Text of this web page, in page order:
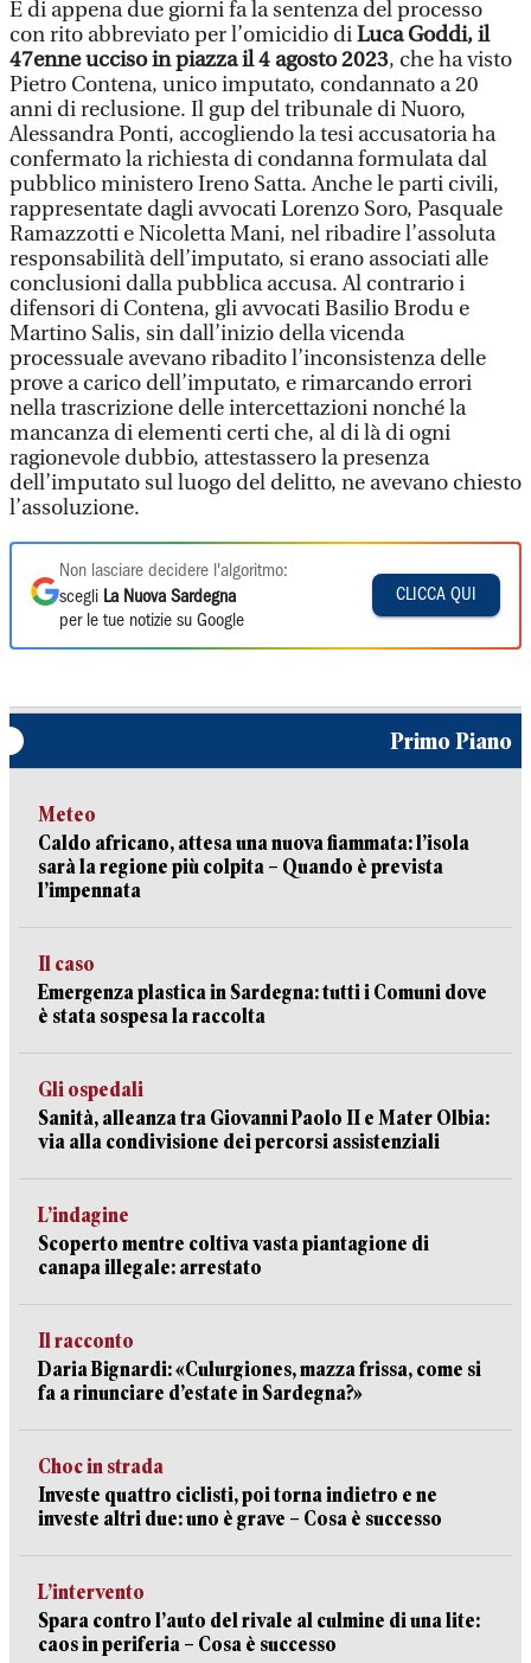
È di appena due giorni fa la sentenza del processo
con rito abbreviato per l’omicidio diLuca Goddi, il
47enne ucciso in piazza il 4 agosto 2023, che ha visto
Pietro Contena, unico imputato, condannato a 20
anni di reclusione. Il gup del tribunale di Nuoro,
Alessandra Ponti, accogliendo la tesi accusatoria ha
confermato la richiesta di condanna formulata dal
pubblico ministero Ireno Satta. Anche le parti civili,
rappresentate dagli avvocati Lorenzo Soro, Pasquale
Ramazzotti e Nicoletta Mani, nel ribadire l’assoluta
responsabilità dell’imputato, si erano associati alle
conclusioni dalla pubblica accusa. Al contrario i
difensori di Contena, gli avvocati Basilio Brodu e
Martino Salis, sin dall’inizio della vicenda
processuale avevano ribadito l’inconsistenza delle
prove a carico dell’imputato, e rimarcando errori
nella trascrizione delle intercettazioni nonché la
mancanza di elementi certi che, al di là di ogni
ragionevole dubbio, attestassero la presenza
dell’imputato sul luogo del delitto, ne avevano chiesto
l’assoluzione.
Non lasciare decidere l'algoritmo:
scegli La Nuova Sardegna
per le tue notizie su Google
CLICCA QUI
Primo Piano
Meteo
Caldo africano, attesa una nuova fiammata: l’isola
sarà la regione più colpita – Quando è prevista
l’impennata
Il caso
Emergenza plastica in Sardegna: tutti i Comuni dove
è stata sospesa la raccolta
Gli ospedali
Sanità, alleanza tra Giovanni Paolo II e Mater Olbia:
via alla condivisione dei percorsi assistenziali
L’indagine
Scoperto mentre coltiva vasta piantagione di
canapa illegale: arrestato
Il racconto
Daria Bignardi: «Culurgiones, mazza frissa, come si
fa a rinunciare d’estate in Sardegna?»
Choc in strada
Investe quattro ciclisti, poi torna indietro e ne
investe altri due: uno è grave – Cosa è successo
L’intervento
Spara contro l’auto del rivale al culmine di una lite:
caos in periferia – Cosa è successo